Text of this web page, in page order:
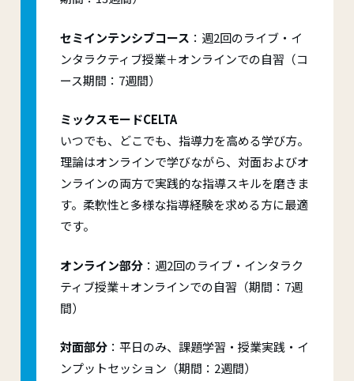
セミインテンシブコース ：週2回のライブ・イ
ンタラクティブ授業＋オンラインでの自習（コ
ース期間：7週間）
ミックスモードCELTA
いつでも、どこでも、指導力を高める学び方。
理論はオンラインで学びながら、対面およびオ
ンラインの両方で実践的な指導スキルを磨きま
す。柔軟性と多様な指導経験を求める方に最適
です。
オンライン部分 ：週2回のライブ・インタラク
ティブ授業＋オンラインでの自習（期間：7週
間）
対面部分 ：平日のみ、課題学習・授業実践・イ
ンプットセッション（期間：2週間）